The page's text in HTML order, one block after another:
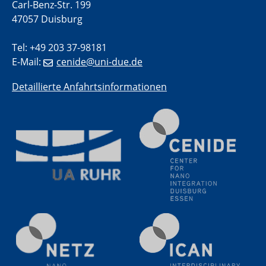
20.07.2023
PFAS: Gründe für das Verbot aus Sicht des
20.07.2023
PFAS: Gründe für das Verbot aus Sicht des
Wasser- und Umweltschutzes
PFAS: Gründe für das Verbot aus Sicht des
Wasser- und Umweltschutzes
20.07.2023
PFAS: Gründe für das Verbot aus Sicht des
20.07.2023
PFAS: Gründe für das Verbot aus Sicht des
Wasser- und Umweltschutzes
Carl-Benz-Str. 199
47057 Duisburg
Tel: +49 203 37-98181
E-Mail:
cenide@uni-due.de
Detaillierte Anfahrtsinformationen